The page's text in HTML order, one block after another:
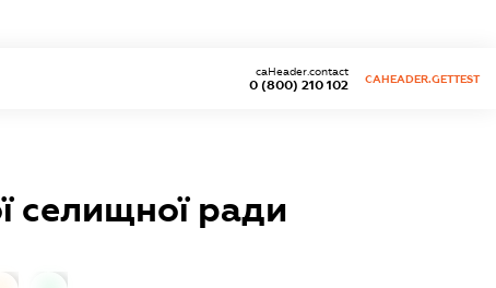
0 (800) 210 102
caHeader.contact
CAHEADER.GETTEST
селищної ради